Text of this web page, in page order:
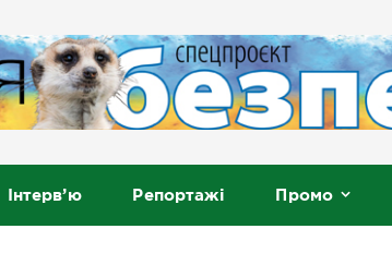
Інтерв’ю Репортажі Промо